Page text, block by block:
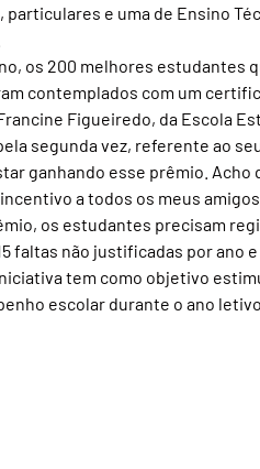
particulares e uma de Ensino
os 200 melhores estudantes
contemplados com um
Figueiredo, da Escola
segunda vez, referente ao
ganhando esse prêmio.
a todos os meus
os estudantes precisam
faltas não justificadas por
tem como objetivo
escolar durante o ano